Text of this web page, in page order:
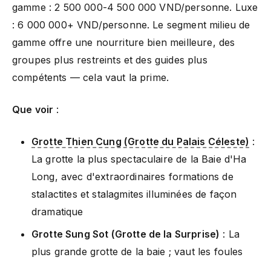
gamme : 2 500 000-4 500 000 VND/personne. Luxe
: 6 000 000+ VND/personne. Le segment milieu de
gamme offre une nourriture bien meilleure, des
groupes plus restreints et des guides plus
compétents — cela vaut la prime.
Que voir :
Grotte Thien Cung (Grotte du Palais Céleste) :
La grotte la plus spectaculaire de la Baie d'Ha
Long, avec d'extraordinaires formations de
stalactites et stalagmites illuminées de façon
dramatique
Grotte Sung Sot (Grotte de la Surprise) : La
plus grande grotte de la baie ; vaut les foules